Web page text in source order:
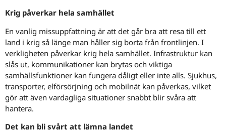
Krig påverkar hela samhället
En vanlig missuppfattning är att det går bra att resa till ett
land i krig så länge man håller sig borta från frontlinjen. I
verkligheten påverkar krig hela samhället. Infrastruktur kan
slås ut, kommunikationer kan brytas och viktiga
samhällsfunktioner kan fungera dåligt eller inte alls. Sjukhus,
transporter, elförsörjning och mobilnät kan påverkas, vilket
gör att även vardagliga situationer snabbt blir svåra att
hantera.
Det kan bli svårt att lämna landet